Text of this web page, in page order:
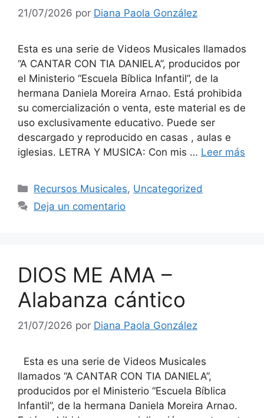
21/07/2026 por Diana Paola González
Esta es una serie de Videos Musicales llamados
“A CANTAR CON TIA DANIELA”, producidos por
el Ministerio “Escuela Bíblica Infantil”, de la
hermana Daniela Moreira Arnao. Está prohibida
su comercialización o venta, este material es de
uso exclusivamente educativo. Puede ser
descargado y reproducido en casas , aulas e
iglesias. LETRA Y MUSICA: Con mis … Leer más
Recursos Musicales, Uncategorized
Deja un comentario
DIOS ME AMA –
Alabanza cántico
21/07/2026 por Diana Paola González
Esta es una serie de Videos Musicales
llamados “A CANTAR CON TIA DANIELA”,
producidos por el Ministerio “Escuela Bíblica
Infantil”, de la hermana Daniela Moreira Arnao.